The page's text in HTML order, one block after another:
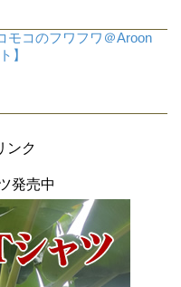
モコのフワフワ＠Aroon
】
ンク
発売中